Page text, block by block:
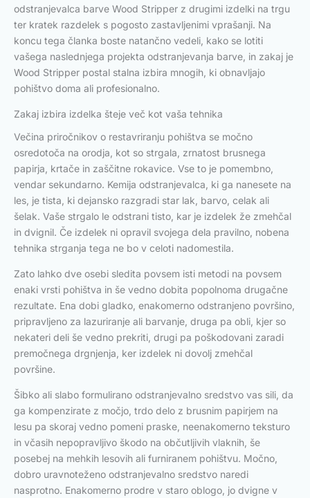
odstranjevalca barve Wood Stripper z drugimi izdelki na trgu
ter kratek razdelek s pogosto zastavljenimi vprašanji. Na
koncu tega članka boste natančno vedeli, kako se lotiti
vašega naslednjega projekta odstranjevanja barve, in zakaj je
Wood Stripper postal stalna izbira mnogih, ki obnavljajo
pohištvo doma ali profesionalno.
Zakaj izbira izdelka šteje več kot vaša tehnika
Večina priročnikov o restavriranju pohištva se močno
osredotoča na orodja, kot so strgala, zrnatost brusnega
papirja, krtače in zaščitne rokavice. Vse to je pomembno,
vendar sekundarno. Kemija odstranjevalca, ki ga nanesete na
les, je tista, ki dejansko razgradi star lak, barvo, celak ali
šelak. Vaše strgalo le odstrani tisto, kar je izdelek že zmehčal
in dvignil. Če izdelek ni opravil svojega dela pravilno, nobena
tehnika strganja tega ne bo v celoti nadomestila.
Zato lahko dve osebi sledita povsem isti metodi na povsem
enaki vrsti pohištva in še vedno dobita popolnoma drugačne
rezultate. Ena dobi gladko, enakomerno odstranjeno površino,
pripravljeno za lazuriranje ali barvanje, druga pa obli, kjer so
nekateri deli še vedno prekriti, drugi pa poškodovani zaradi
premočnega drgnjenja, ker izdelek ni dovolj zmehčal
površine.
Šibko ali slabo formulirano odstranjevalno sredstvo vas sili, da
ga kompenzirate z močjo, trdo delo z brusnim papirjem na
lesu pa skoraj vedno pomeni praske, neenakomerno teksturo
in včasih nepopravljivo škodo na občutljivih vlaknih, še
posebej na mehkih lesovih ali furniranem pohištvu. Močno,
dobro uravnoteženo odstranjevalno sredstvo naredi
nasprotno. Enakomerno prodre v staro oblogo, jo dvigne v